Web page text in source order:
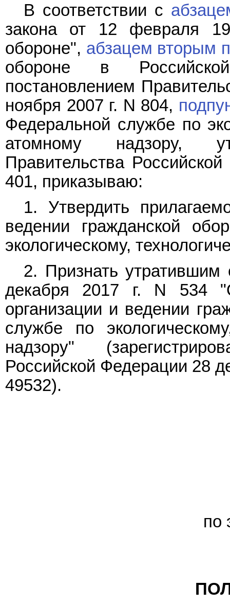
В соответствии с
закона от 12 февраля
обороне", абзацем вторым
обороне в
постановлением
ноября 2007 г. N 804,
Федеральной службе по
атомному надзору,
Правительства
401, приказываю:
1. Утвердить
ведении гражданской
экологическому,
2. Признать
декабря 2017 г. N 534
организации и ведении
службе по
надзору"
Российской Федерации 28
49532).
по